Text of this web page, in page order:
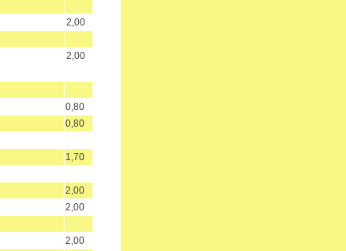
2,00
2,00
0,80
0,80
1,70
2,00
2,00
2,00